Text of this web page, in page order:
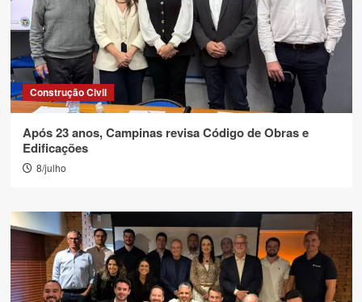
Construção Civil
Após 23 anos, Campinas revisa Código de Obras e
Edificações
8/julho